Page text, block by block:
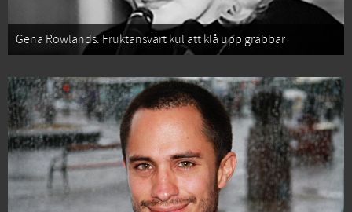
Gena Rowlands: Fruktansvärt kul att klå upp grabbar